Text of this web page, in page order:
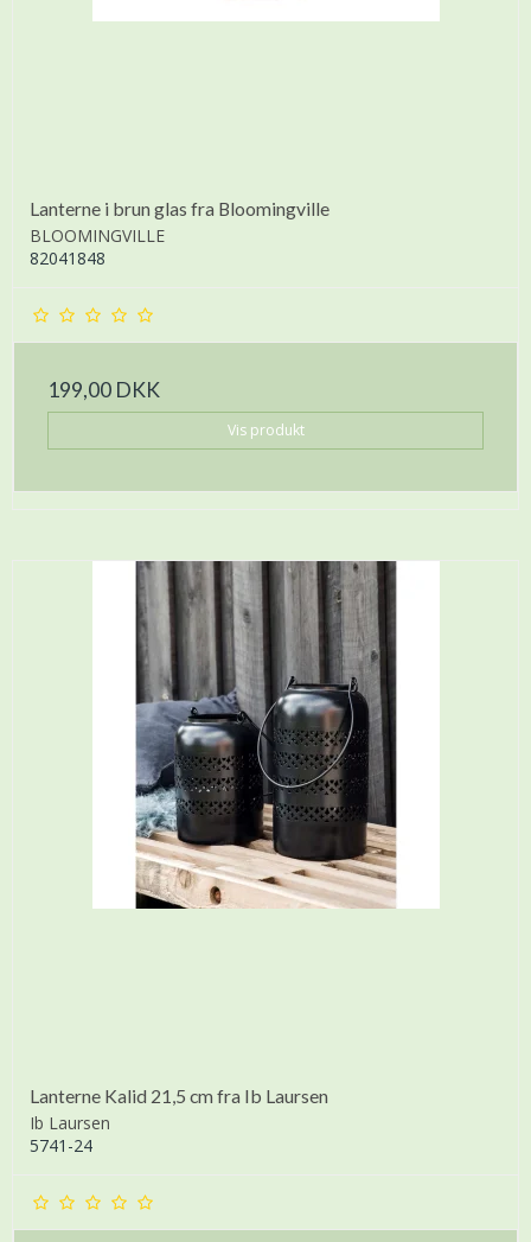
Lanterne i brun glas fra Bloomingville
BLOOMINGVILLE
82041848
199,00 DKK
Vis produkt
Lanterne Kalid 21,5 cm fra Ib Laursen
Ib Laursen
5741-24